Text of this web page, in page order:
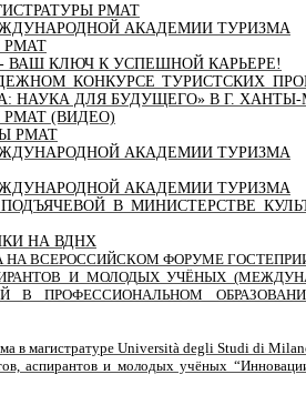
РМАТ
АКАДЕМИИ ТУРИЗМА
РМАТ
ВАШ КЛЮЧ К УСПЕШНОЙ КАРЬЕРЕ!
КОНКУРСЕ ТУРИСТСКИХ
НАУКА ДЛЯ БУДУЩЕГО» В Г.
(ВИДЕО)
РМАТ
АКАДЕМИИ ТУРИЗМА
АКАДЕМИИ ТУРИЗМА
В МИНИСТЕРСТВЕ
НА ВДНХ
ВСЕРОССИЙСКОМ ФОРУМЕ
И МОЛОДЫХ УЧЁНЫХ
В ПРОФЕССИОНАЛЬНОМ
в магистратуре Università degli Studi di
аспирантов и молодых учёных